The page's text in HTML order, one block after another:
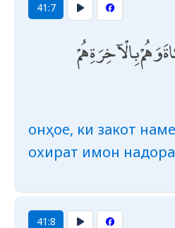
41:7
وَهُمْ بِالْآخِرَةِ هُمْ
онҳое, ки закот
охират имон
41:8